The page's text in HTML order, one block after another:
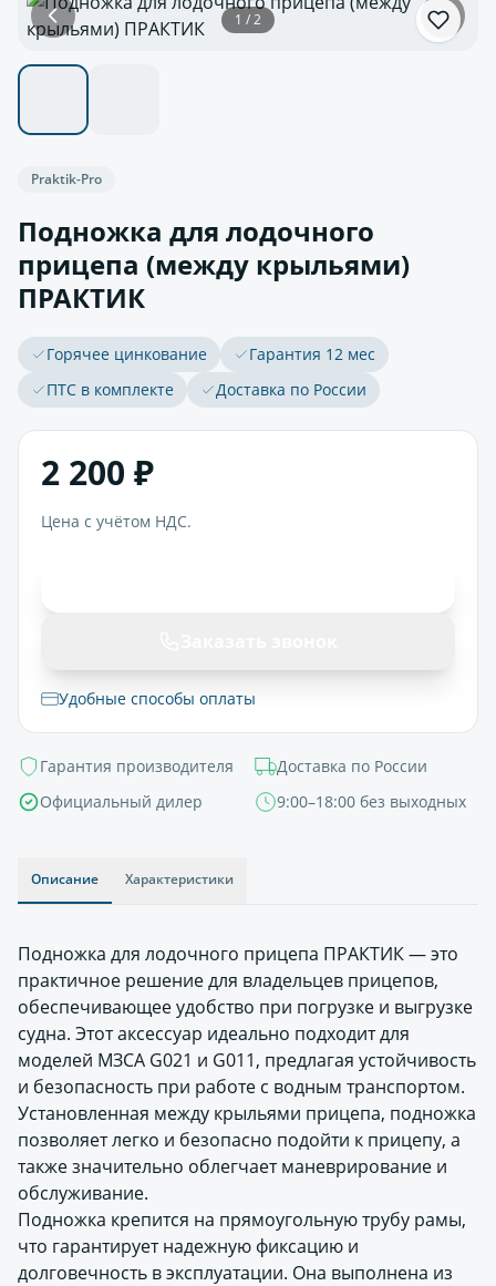
1 / 2
Praktik-Pro
Подножка для лодочного
прицепа (между крыльями)
ПРАКТИК
Горячее цинкование
Гарантия 12 мес
ПТС в комплекте
Доставка по России
2 200 ₽
Цена с учётом НДС.
Удобные способы оплаты
Гарантия производителя
Доставка по России
Официальный дилер
9:00–18:00 без выходных
Описание Характеристики
Подножка для лодочного прицепа ПРАКТИК — это
практичное решение для владельцев прицепов,
обеспечивающее удобство при погрузке и выгрузке
судна. Этот аксессуар идеально подходит для
моделей МЗСА G021 и G011, предлагая устойчивость
и безопасность при работе с водным транспортом.
Установленная между крыльями прицепа, подножка
позволяет легко и безопасно подойти к прицепу, а
также значительно облегчает маневрирование и
обслуживание.
Подножка крепится на прямоугольную трубу рамы,
что гарантирует надежную фиксацию и
долговечность в эксплуатации. Она выполнена из